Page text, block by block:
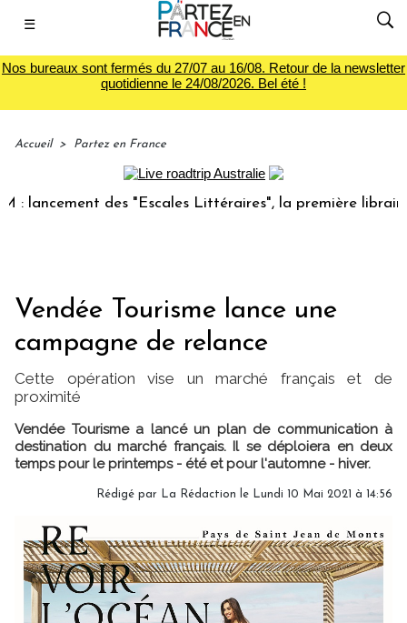
☰
Nos bureaux sont fermés du 27/07 au 16/08. Retour de la newsletter
quotidienne le 24/08/2026. Bel été !
Accueil > Partez en France
des "Escales Littéraires", la première librairie du
Vendée Tourisme lance une
campagne de relance
Cette opération vise un marché français et de
proximité
Vendée Tourisme a lancé un plan de communication à
destination du marché français. Il se déploiera en deux
temps pour le printemps - été et pour l'automne - hiver.
Rédigé par La Rédaction le Lundi 10 Mai 2021 à 14:56